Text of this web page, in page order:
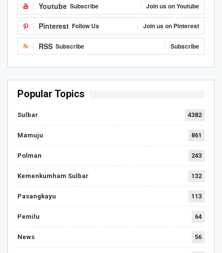
Youtube Subscribe Join us on Youtube
Pinterest Follow Us Join us on Pinterest
RSS Subscribe Subscribe
Popular Topics
Sulbar 4382
Mamuju 861
Polman 243
Kemenkumham Sulbar 132
Pasangkayu 113
Pemilu 64
News 56